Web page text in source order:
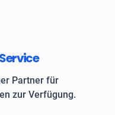
Partner für
zur Verfügung.